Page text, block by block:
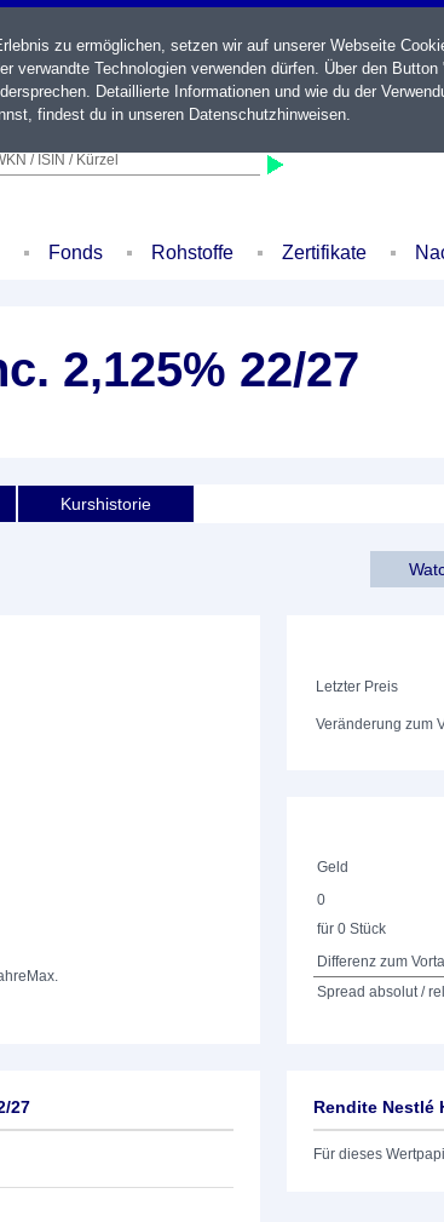
/ ISIN / Kürzel
Fonds Rohstoffe Zertifikate
2,125% 22/27
Kurshistorie
Max.
Letzter Preis
Veränderung zum
Geld
0
für 0 Stück
Differenz zum
Spread absolut /
27 Rendite Nestlé
Für dieses
zu ermöglichen, setzen wir auf unserer Webseite
Technologien verwenden dürfen. Über den
Detaillierte Informationen und wie du der
findest du in unseren Datenschutzhinweisen.